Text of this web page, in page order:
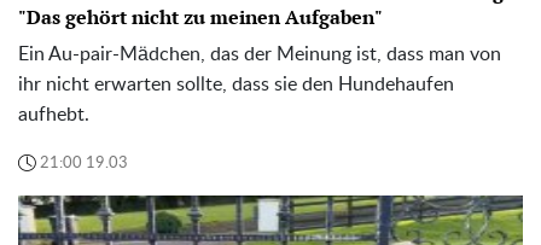
"Das gehört nicht zu meinen Aufgaben"
Ein Au-pair-Mädchen, das der Meinung ist, dass man von
ihr nicht erwarten sollte, dass sie den Hundehaufen
aufhebt.
21:00 19.03